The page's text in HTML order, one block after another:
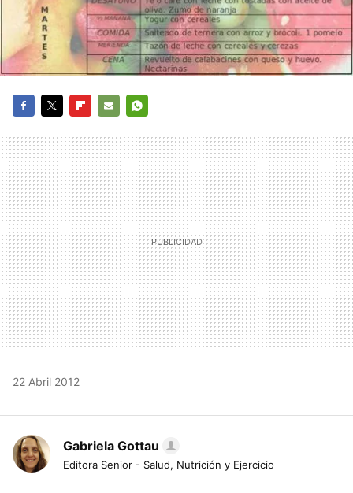
MAIL
22 Abril 2012
Gabriela Gottau
Editora Senior - Salud, Nutrición y Ejercicio